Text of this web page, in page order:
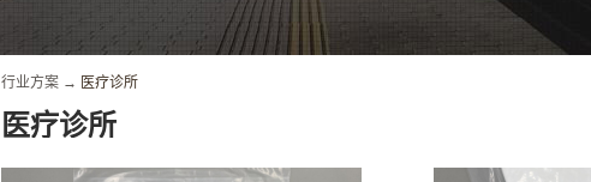
行业方案 → 医疗诊所
医疗诊所